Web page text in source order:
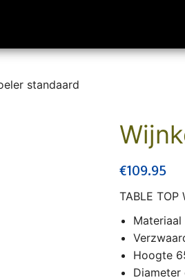
standaard
€109.95
TABLE
Materiaal
Hoogte
Diameter